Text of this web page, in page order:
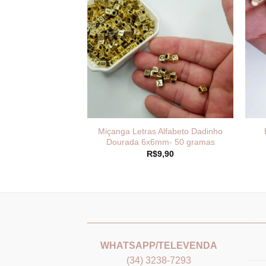
Miçanga Letras Alfabeto Dadinho
Dourada 6x6mm- 50 gramas
R$9,90
WHATSAPP/TELEVENDA
(34) 3238-7293